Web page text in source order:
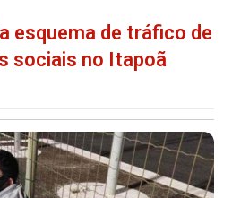
esquema de tráfico de
sociais no Itapoã